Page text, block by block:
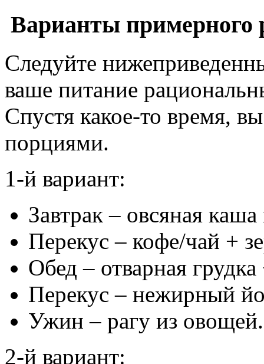
Варианты примерного
Следуйте
ваше питание
Спустя какое-то время,
порциями.
1-й вариант:
Завтрак – овсяная
Перекус – кофе/чай +
Обед – отварная
Перекус – нежирный
Ужин – рагу из овощей.
2-й вариант: